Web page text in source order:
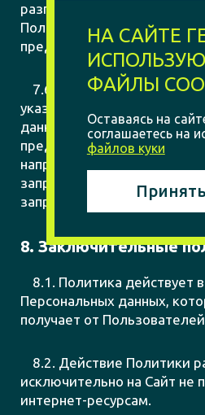
разглашается без
Пользователя, за
предусмотренных п.4.6
7.6. Оператор
указанные в ч. 7 ст. 14
данных, субъекту
представителю в той
направлены
запрос, если иное не
запросе.
8. Заключительные
8.1. Политика действует
Персональных данных,
получает от
8.2. Действие Политики
исключительно на Сайт не
интернет-ресурсам.
НА САЙТЕ
ФАЙЛЫ
Оставаясь на
соглашаетесь на
файлов куки
Принять